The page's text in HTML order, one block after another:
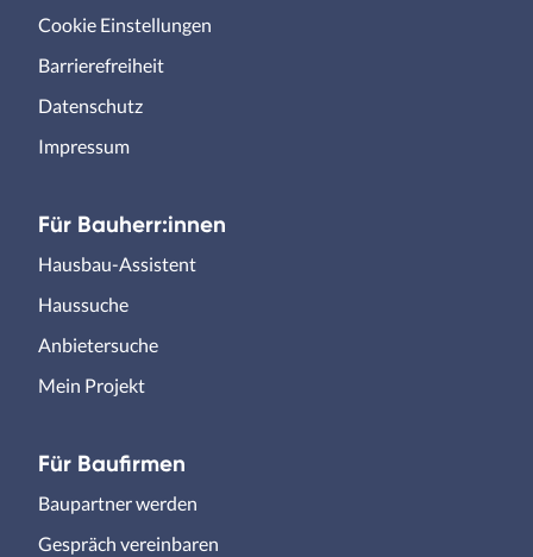
Cookie Einstellungen
Barrierefreiheit
Datenschutz
Impressum
Für Bauherr:innen
Hausbau-Assistent
Haussuche
Anbietersuche
Mein Projekt
Für Baufirmen
Baupartner werden
Gespräch vereinbaren